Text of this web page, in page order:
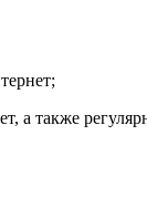
а также